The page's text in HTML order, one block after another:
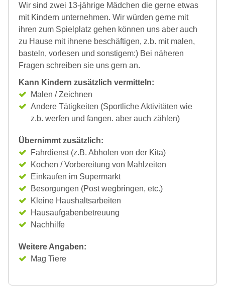
Wir sind zwei 13-jährige Mädchen die gerne etwas
mit Kindern unternehmen. Wir würden gerne mit
ihren zum Spielplatz gehen können uns aber auch
zu Hause mit ihnene beschäftigen, z.b. mit malen,
basteln, vorlesen und sonstigem:) Bei näheren
Fragen schreiben sie uns gern an.
Kann Kindern zusätzlich vermitteln:
Malen / Zeichnen
Andere Tätigkeiten (Sportliche Aktivitäten wie
z.b. werfen und fangen. aber auch zählen)
Übernimmt zusätzlich:
Fahrdienst (z.B. Abholen von der Kita)
Kochen / Vorbereitung von Mahlzeiten
Einkaufen im Supermarkt
Besorgungen (Post wegbringen, etc.)
Kleine Haushaltsarbeiten
Hausaufgabenbetreuung
Nachhilfe
Weitere Angaben:
Mag Tiere